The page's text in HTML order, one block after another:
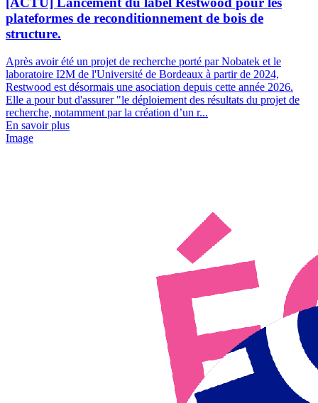
plateformes de reconditionnement de bois de
structure.
Après avoir été un projet de recherche porté par Nobatek et le
laboratoire I2M de l'Université de Bordeaux à partir de 2024,
Restwood est désormais une asociation depuis cette année 2026.
Elle a pour but d'assurer "le déploiement des résultats du projet de
recherche, notamment par la création d’un r...
En savoir plus
Image